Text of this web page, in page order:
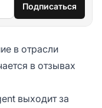
Подписаться
в отрасли
в отзывах
выходит за